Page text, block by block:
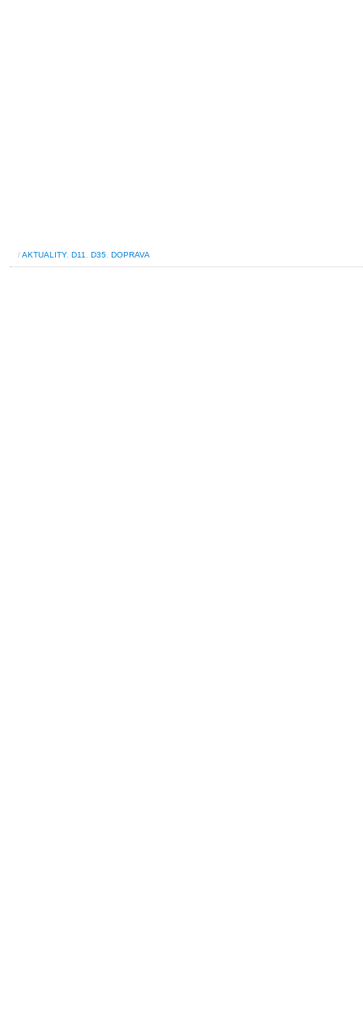
/AKTUALITY, D11 D35 DOPRAVA